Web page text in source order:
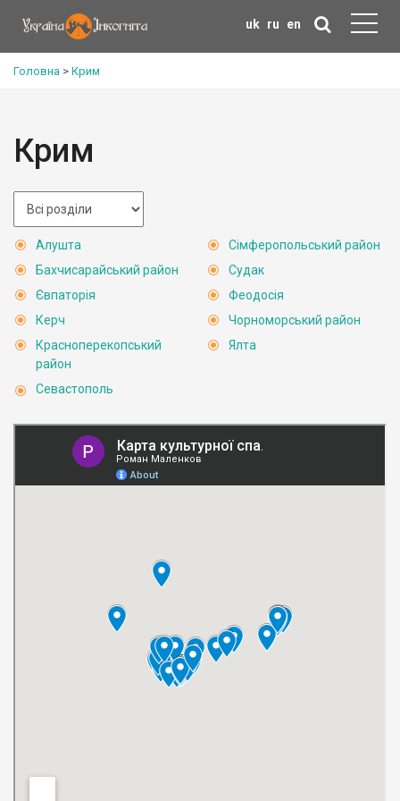
uk ru en
Головна > Крим
Крим
Алушта
Бахчисарайський район
Євпаторія
Керч
Красноперекопський
район
Севастополь
Сімферопольський район
Судак
Феодосія
Чорноморський район
Ялта